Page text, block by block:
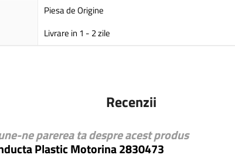
Piesa de Origine
Livrare in 1 - 2 zile
Recenzii
ne parerea ta despre acest produs
Plastic Motorina 2830473